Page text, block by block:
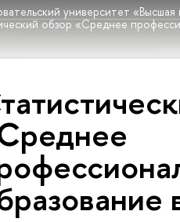
университет
обзор «Среднее